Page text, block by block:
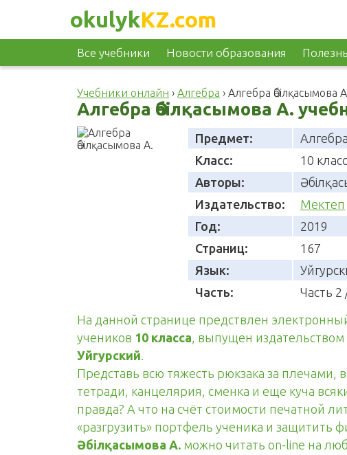
okulykKZ.com
Все учебники Новости образования
Учебники онлайн › Алгебра › Алгебра Әбілқасымова
Алгебра Әбілқасымова А.
Предмет:
Алгебра
Класс:
10 класс
Авторы:
Издательство:
Мектеп
Год:
2019
Страниц:
167
Язык:
Часть:
Часть 2
На данной странице предствлен
учеников 10 класса, выпущен издательством
Уйгурский.
Представь всю тяжесть рюкзака за плечами,
тетради, канцелярия, сменка и еще куча
правда? А что на счёт стоимости печатной
«разгрузить» портфель ученика и защитить
Әбілқасымова А. можно читать on-line на